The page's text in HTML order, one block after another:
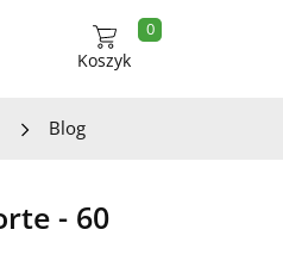
Koszyk
0
Blog
- 60